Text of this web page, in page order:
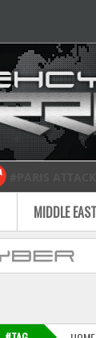
MIDDLE EAST